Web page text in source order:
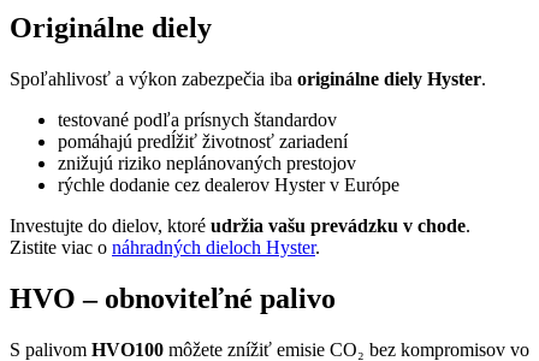
Originálne diely
Spoľahlivosť a výkon zabezpečia iba originálne diely Hyster.
testované podľa prísnych štandardov
pomáhajú predĺžiť životnosť zariadení
znižujú riziko neplánovaných prestojov
rýchle dodanie cez dealerov Hyster v Európe
Investujte do dielov, ktoré udržia vašu prevádzku v chode.
Zistite viac o náhradných dieloch Hyster.
HVO – obnoviteľné palivo
S palivom HVO100 môžete znížiť emisie CO₂ bez kompromisov vo